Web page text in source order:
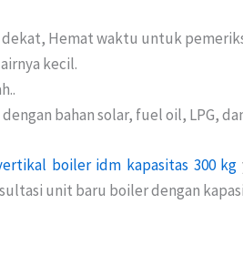
Hemat waktu untuk
kecil.
bahan solar, fuel oil, LPG,
boiler idm kapasitas 300 kg
unit baru boiler dengan